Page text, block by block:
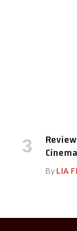
ByLIA